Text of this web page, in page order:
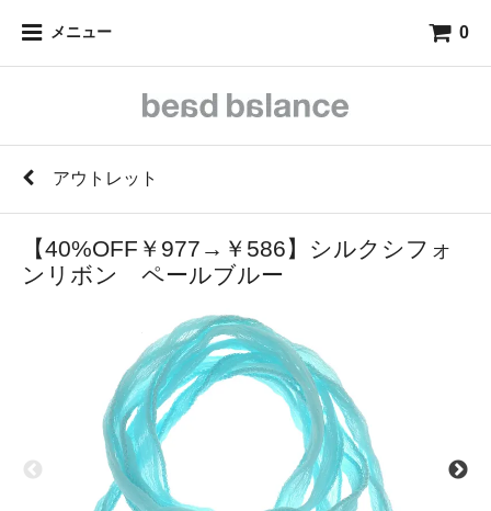
メニュー 0
アウトレット
【40%OFF￥977→￥586】シルクシフォ
ンリボン ペールブルー